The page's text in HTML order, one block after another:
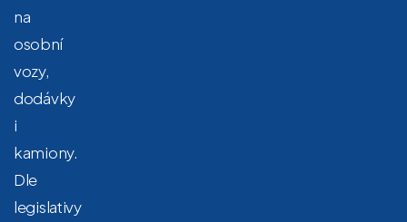
na
osobní
vozy,
dodávky
i
kamiony.
Dle
legislativy